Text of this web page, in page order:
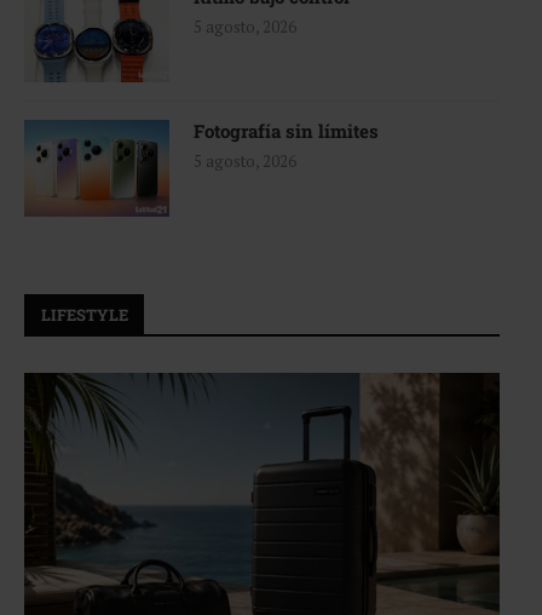
5 agosto, 2026
Fotografía sin límites
5 agosto, 2026
LIFESTYLE